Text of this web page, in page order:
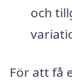
och
För att få